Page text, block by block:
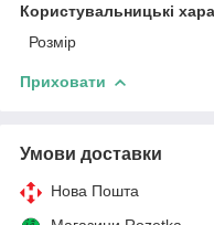
Користувальницькі
Розмір
Приховати
Умови доставки
Нова Пошта